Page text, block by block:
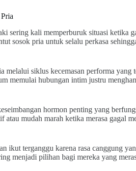
sering kali memperburuk situasi ketika
sosok pria untuk selalu perkasa
melalui siklus kecemasan performa yang
memulai hubungan intim justru
hormon penting yang
mudah marah ketika merasa gagal
ikut terganggu karena rasa canggung
menjadi pilihan bagi mereka yang